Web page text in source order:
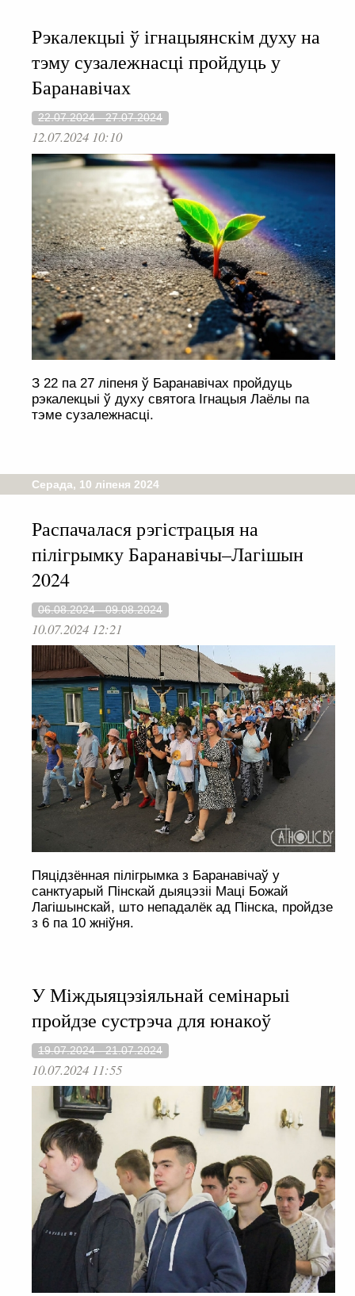
Рэкалекцыі ў ігнацыянскім духу на
тэму сузалежнасці пройдуць у
Баранавічах
22.07.2024 - 27.07.2024
12.07.2024 10:10
З 22 па 27 ліпеня ў Баранавічах пройдуць
рэкалекцыі ў духу святога Ігнацыя Лаёлы па
тэме сузалежнасці.
Серада, 10 ліпеня 2024
Распачалася рэгістрацыя на
пілігрымку Баранавічы–Лагішын
2024
06.08.2024 - 09.08.2024
10.07.2024 12:21
Пяцідзённая пілігрымка з Баранавічаў у
санктуарый Пінскай дыяцэзіі Маці Божай
Лагішынскай, што непадалёк ад Пінска, пройдзе
з 6 па 10 жніўня.
У Міждыяцэзіяльнай семінарыі
пройдзе сустрэча для юнакоў
19.07.2024 - 21.07.2024
10.07.2024 11:55